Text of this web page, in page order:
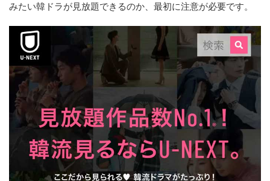
みたい韓ドラが見放題できるのか、最初に注意が必要です。